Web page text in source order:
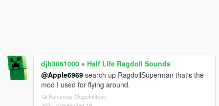
djh3061000 » Half Life Ragdoll Sounds
@Apple6969 search up RagdollSuperman that's the
mod I used for flying around.
Kontextus Megtekintése